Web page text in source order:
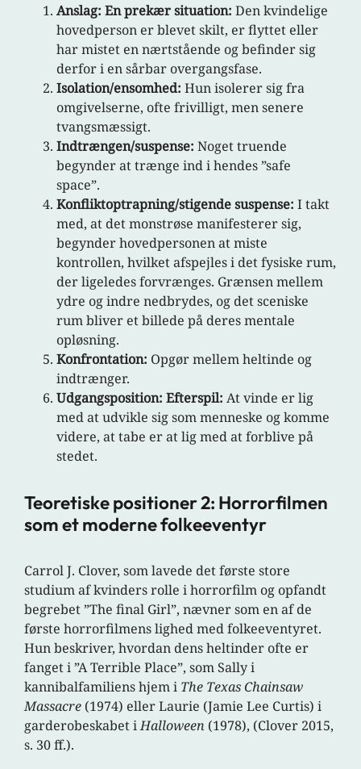
Anslag: En prekær situation: Den kvindelige
hovedperson er blevet skilt, er flyttet eller
har mistet en nærtstående og befinder sig
derfor i en sårbar overgangsfase.
Isolation/ensomhed:Hun isolerer sig fra
omgivelserne, ofte frivilligt, men senere
tvangsmæssigt.
Indtrængen/suspense:Noget truende
begynder at trænge ind i hendes ”safe
space”.
Konfliktoptrapning/stigende suspense:I takt
med, at det monstrøse manifesterer sig,
begynder hovedpersonen at miste
kontrollen, hvilket afspejles i det fysiske rum,
der ligeledes forvrænges. Grænsen mellem
ydre og indre nedbrydes, og det sceniske
rum bliver et billede på deres mentale
opløsning.
Konfrontation: Opgør mellem heltinde og
indtrænger.
Udgangsposition: Efterspil:At vinde er lig
med at udvikle sig som menneske og komme
videre, at tabe er at lig med at forblive på
stedet.
Teoretiske positioner 2: Horrorfilmen
som et moderne folkeeventyr
Carrol J. Clover, som lavede det første store
studium af kvinders rolle i horrorfilm og opfandt
begrebet ”The final Girl”, nævner som en af de
første horrorfilmens lighed med folkeeventyret.
Hun beskriver, hvordan dens heltinder ofte er
fanget i ”A Terrible Place”, som Sally i
kannibalfamiliens hjem i The Texas Chainsaw
Massacre (1974) eller Laurie (Jamie Lee Curtis) i
garderobeskabet iHalloween (1978), (Clover 2015,
s. 30 ff.).